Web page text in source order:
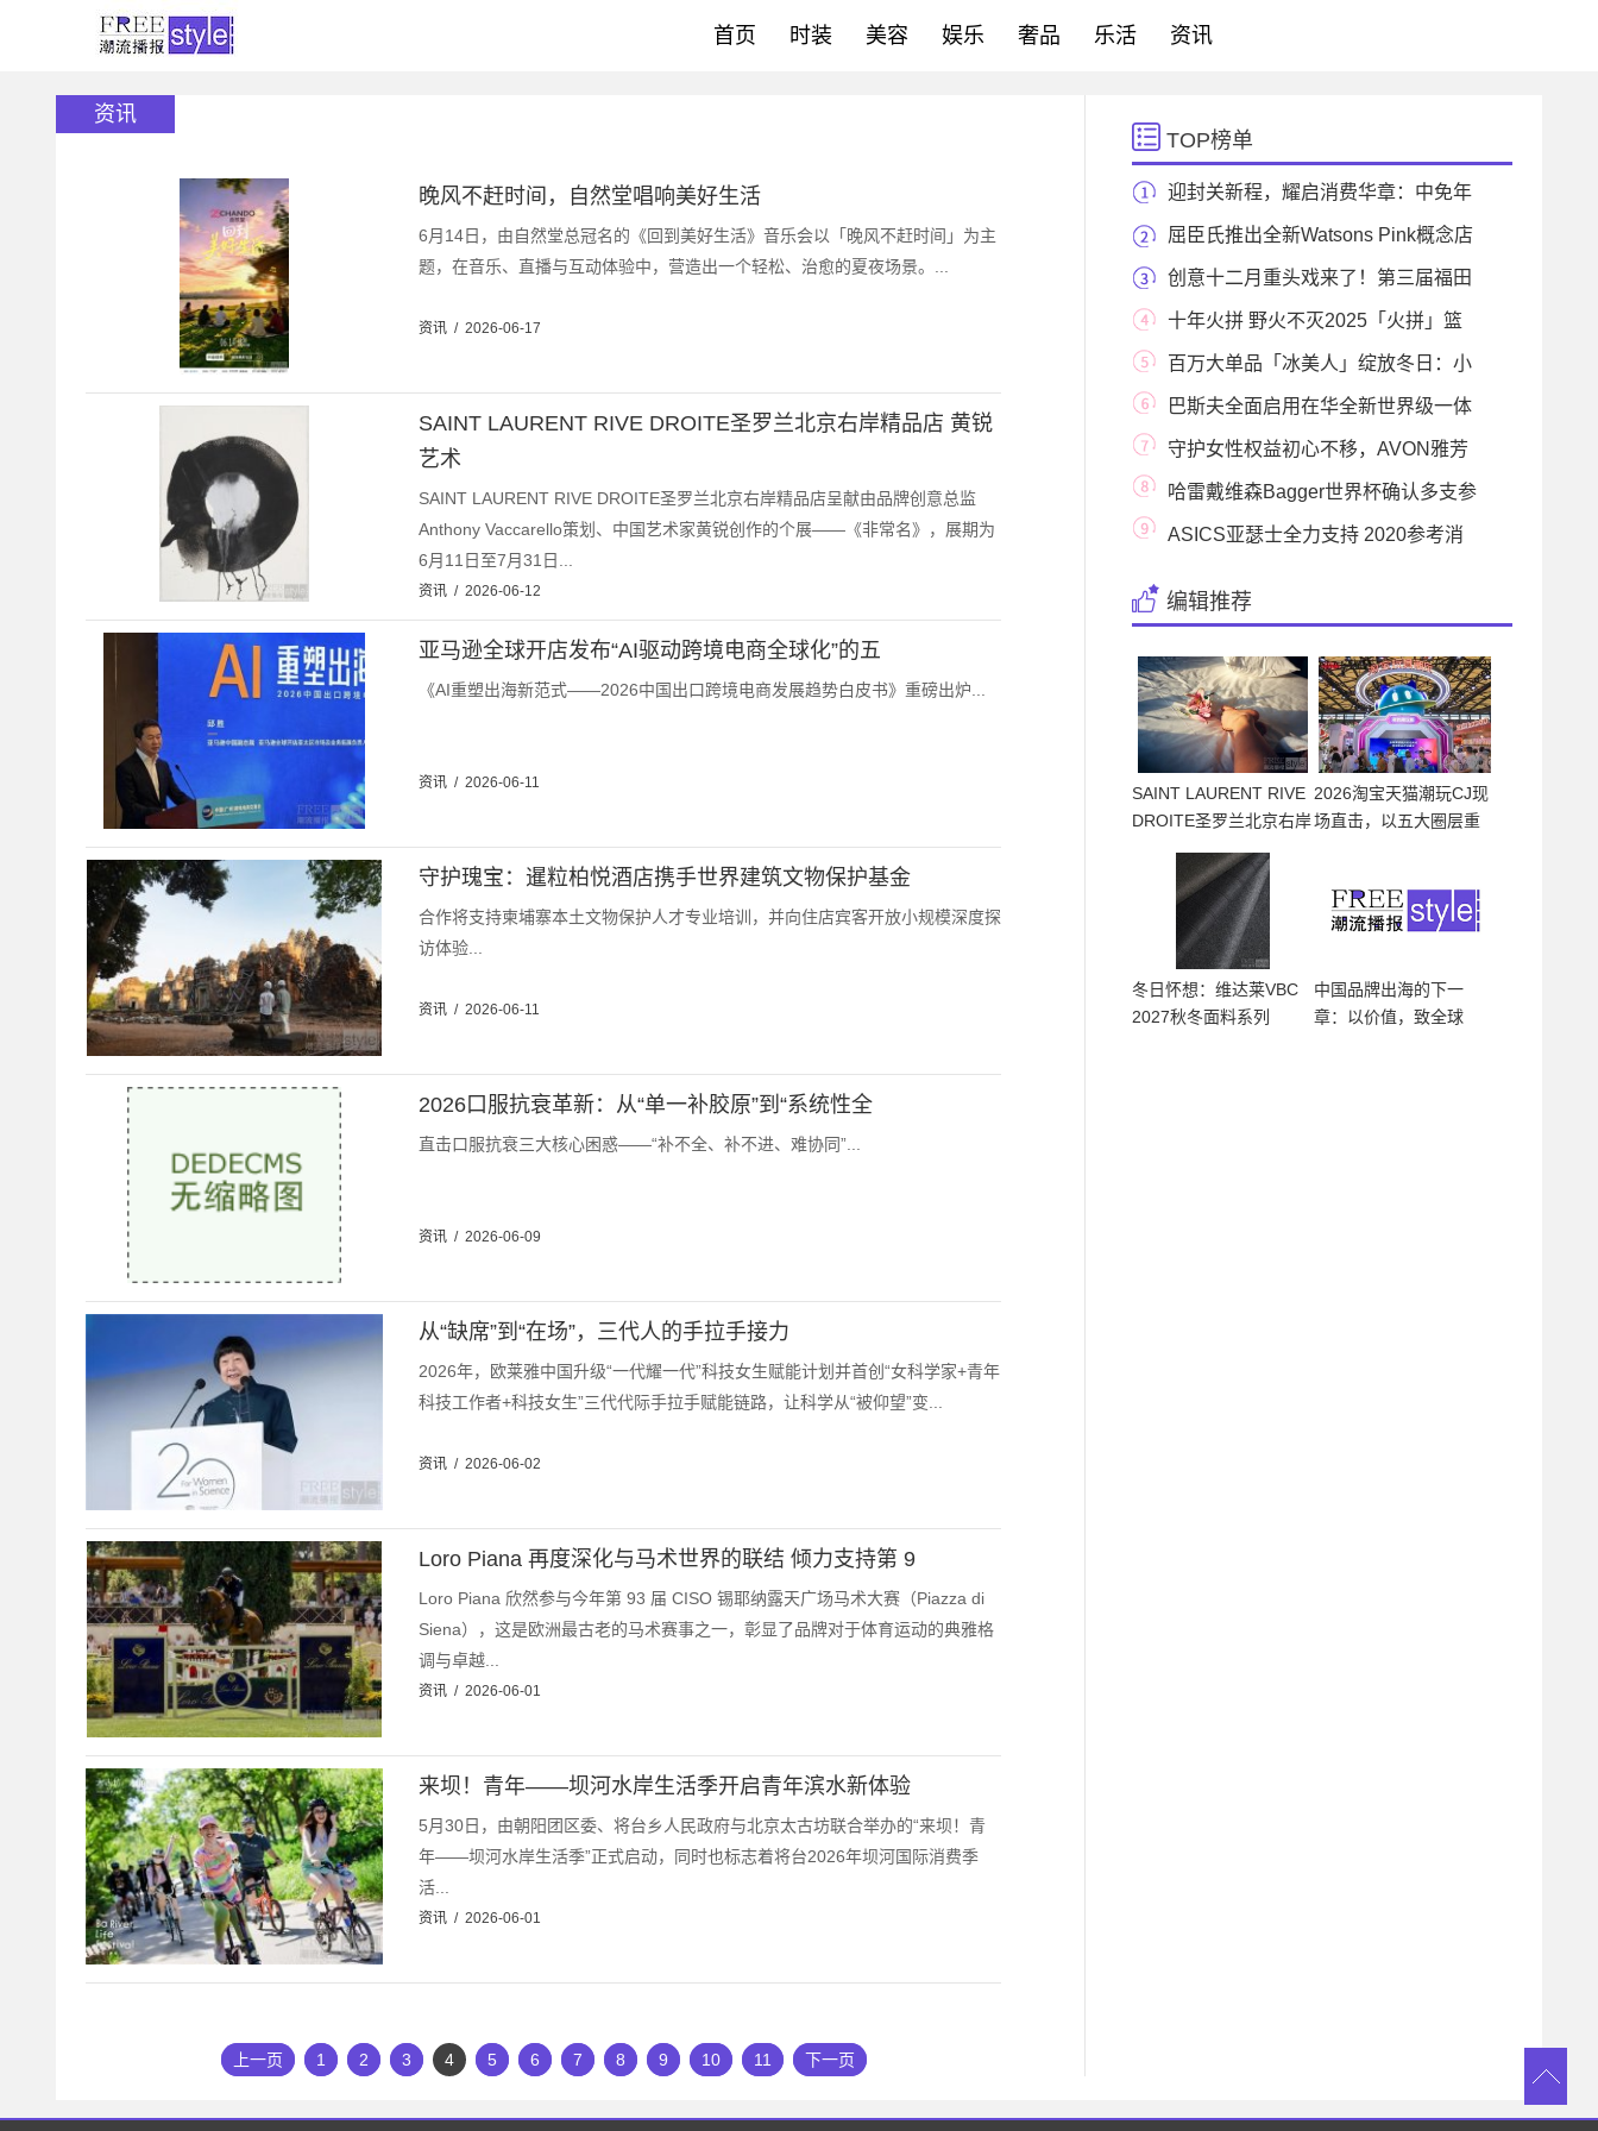
首页 时装 美容 娱乐 奢品 乐活 资讯
资讯
晚风不赶时间，自然堂唱响美好生活
6月14日，由自然堂总冠名的《回到美好生活》音乐会以「晚风不赶时间」为主
题，在音乐、直播与互动体验中，营造出一个轻松、治愈的夏夜场景。...
资讯 / 2026-06-17
SAINT LAURENT RIVE DROITE圣罗兰北京右岸精品店 黄锐
艺术
SAINT LAURENT RIVE DROITE圣罗兰北京右岸精品店呈献由品牌创意总监
Anthony Vaccarello策划、中国艺术家黄锐创作的个展——《非常名》，展期为
6月11日至7月31日...
资讯 / 2026-06-12
亚马逊全球开店发布“AI驱动跨境电商全球化”的五
《AI重塑出海新范式——2026中国出口跨境电商发展趋势白皮书》重磅出炉...
资讯 / 2026-06-11
守护瑰宝：暹粒柏悦酒店携手世界建筑文物保护基金
合作将支持柬埔寨本土文物保护人才专业培训，并向住店宾客开放小规模深度探
访体验...
资讯 / 2026-06-11
2026口服抗衰革新：从“单一补胶原”到“系统性全
直击口服抗衰三大核心困惑——“补不全、补不进、难协同”...
资讯 / 2026-06-09
从“缺席”到“在场”，三代人的手拉手接力
2026年，欧莱雅中国升级“一代耀一代”科技女生赋能计划并首创“女科学家+青年
科技工作者+科技女生”三代代际手拉手赋能链路，让科学从“被仰望”变...
资讯 / 2026-06-02
Loro Piana 再度深化与马术世界的联结 倾力支持第 9
Loro Piana 欣然参与今年第 93 届 CISO 锡耶纳露天广场马术大赛（Piazza di
Siena），这是欧洲最古老的马术赛事之一，彰显了品牌对于体育运动的典雅格
调与卓越...
资讯 / 2026-06-01
来坝！青年——坝河水岸生活季开启青年滨水新体验
5月30日，由朝阳团区委、将台乡人民政府与北京太古坊联合举办的“来坝！青
年——坝河水岸生活季”正式启动，同时也标志着将台2026年坝河国际消费季
活...
资讯 / 2026-06-01
上一页 1 2 3 4 5 6 7 8 9 10 11 下一页
TOP榜单
迎封关新程，耀启消费华章：中免年
终盛典以“
屈臣氏推出全新Watsons Pink概念店
粉色梦幻美学空
创意十二月重头戏来了！第三届福田
时尚创意设
十年火拼 野火不灭2025「火拼」篮
球联赛热血开启
百万大单品「冰美人」绽放冬日：小
红书携手玺
巴斯夫全面启用在华全新世界级一体
化基地，打
守护女性权益初心不移，AVON雅芳
携手源众启动反
哈雷戴维森Bagger世界杯确认多支参
赛车队，公布
ASICS亚瑟士全力支持 2020参考消
编辑推荐
SAINT LAURENT RIVE
DROITE圣罗兰北京右岸
2026淘宝天猫潮玩CJ现
场直击，以五大圈层重
冬日怀想：维达莱VBC
2027秋冬面料系列
中国品牌出海的下一
章：以价值，致全球